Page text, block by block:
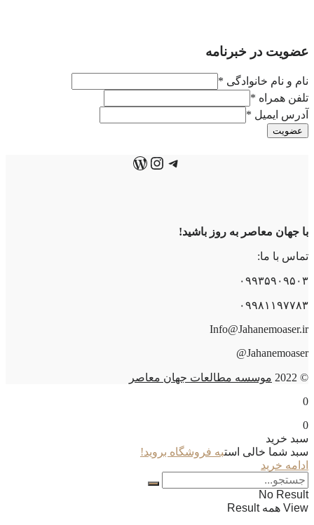
عضویت در خبرنامه
نام و نام خانوادگی *
تلفن همراه *
آدرس ایمیل *
عضویت
تلگرام
اینستاگرم
وردپرس
با جهان معاصر به روز باشید!
تماس با ما:
۰۹۹۳۵۹۰۹۵۰۳
۰۹۹۸۱۱۹۷۷۸۳
Info@Jahanemoaser.ir
Jahanemoaser@
© 2022
موسسه مطالعات جهان معاصر
0
0
سبد خرید
سبد شما خالی استبه فروشگاه بروید!
ادامه خرید
No Result
View همه Result